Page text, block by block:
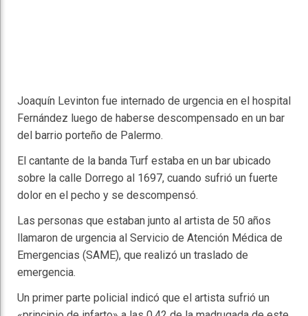
Joaquín Levinton fue internado de urgencia en el hospital
Fernández luego de haberse descompensado en un bar
del barrio porteño de Palermo.
El cantante de la banda Turf estaba en un bar ubicado
sobre la calle Dorrego al 1697, cuando sufrió un fuerte
dolor en el pecho y se descompensó.
Las personas que estaban junto al artista de 50 años
llamaron de urgencia al Servicio de Atención Médica de
Emergencias (SAME), que realizó un traslado de
emergencia.
Un primer parte policial indicó que el artista sufrió un